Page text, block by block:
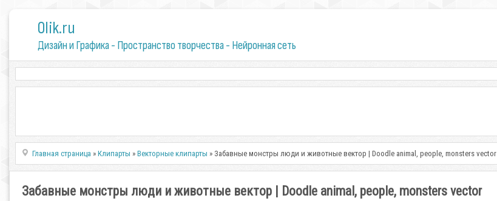
0lik.ru
Дизайн и Графика - Пространство творчества - Нейронная сеть
Главная страница »Клипарты »Векторные клипарты » Забавные монстры люди и животные вектор | Doodle animal, people, monsters vector
Забавные монстры люди и животные вектор | Doodle animal, people, monsters vector